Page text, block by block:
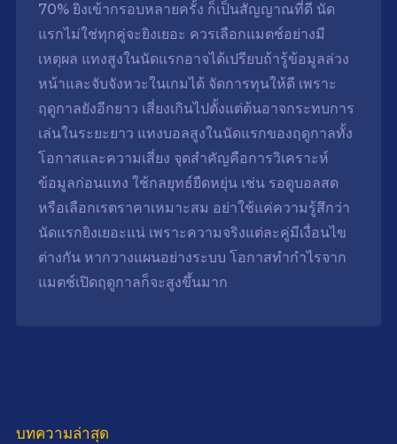
70% ยิงเข้ากรอบหลายครั้ง ก็เป็นสัญญาณที่ดี นัด
แรกไม่ใช่ทุกคู่จะยิงเยอะ ควรเลือกแมตช์อย่างมี
เหตุผล แทงสูงในนัดแรกอาจได้เปรียบถ้ารู้ข้อมูลล่วง
หน้าและจับจังหวะในเกมได้ จัดการทุนให้ดี เพราะ
ฤดูกาลยังอีกยาว เสี่ยงเกินไปตั้งแต่ต้นอาจกระทบการ
เล่นในระยะยาว แทงบอลสูงในนัดแรกของฤดูกาลทั้ง
โอกาสและความเสี่ยง จุดสำคัญคือการวิเคราะห์
ข้อมูลก่อนแทง ใช้กลยุทธ์ยืดหยุ่น เช่น รอดูบอลสด
หรือเลือกเรตราคาเหมาะสม อย่าใช้แค่ความรู้สึกว่า
นัดแรกยิงเยอะแน่ เพราะความจริงแต่ละคู่มีเงื่อนไข
ต่างกัน หากวางแผนอย่างระบบ โอกาสทำกำไรจาก
แมตช์เปิดฤดูกาลก็จะสูงขึ้นมาก
บทความล่าสุด